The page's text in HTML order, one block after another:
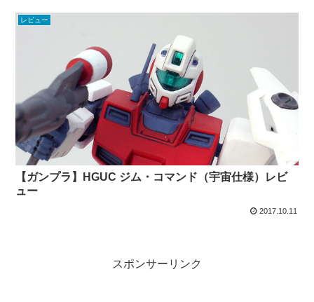
レビュー
【ガンプラ】HGUC ジム・コマンド（宇宙仕様）レビ
ュー
2017.10.11
スポンサーリンク